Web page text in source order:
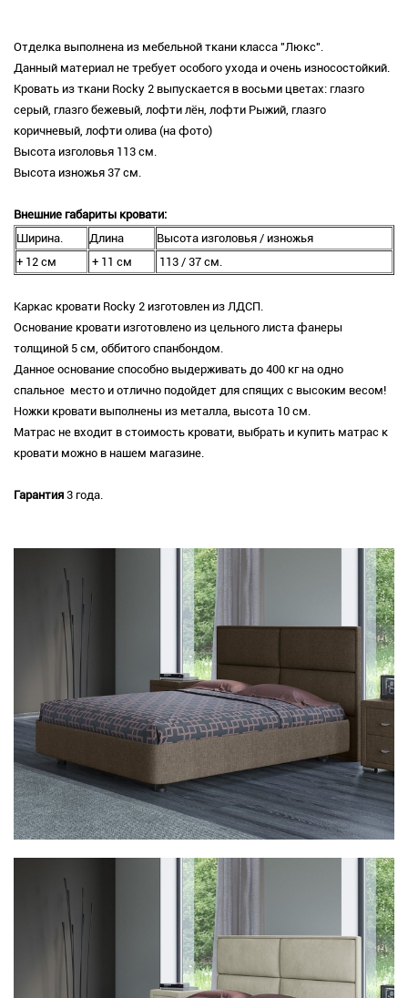
Отделка выполнена из мебельной ткани класса "Люкс".
Данный материал не требует особого ухода и очень износостойкий.
Кровать из ткани Rocky 2 выпускается в восьми цветах: глазго
серый, глазго бежевый, лофти лён, лофти Рыжий, глазго
коричневый, лофти олива (на фото)
Высота изголовья 113 см.
Высота изножья 37 см.
Внешние габариты кровати:
Ширина.
Длина
Высота изголовья / изножья
+ 12 см
+ 11 см 113 / 37 см.
Каркас кровати Rocky 2 изготовлен из ЛДСП.
Основание кровати изготовлено из цельного листа фанеры
толщиной 5 см, оббитого спанбондом.
Данное основание способно выдерживать до 400 кг на одно
спальное место и отлично подойдет для спящих с высоким весом!
Ножки кровати выполнены из металла, высота 10 см.
Матрас не входит в стоимость кровати, выбрать и купить матрас к
кровати можно в нашем магазине.
Гарантия 3 года.